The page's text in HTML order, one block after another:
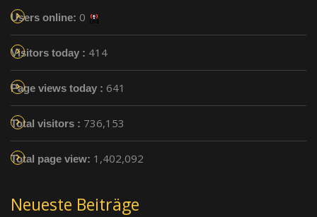
Users online: 0
Visitors today : 414
Page views today : 641
Total visitors : 736,153
Total page view: 1,402,092
Neueste Beiträge